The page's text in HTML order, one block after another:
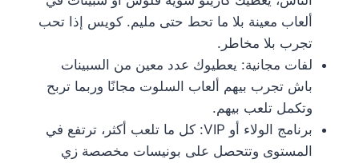
ألعاب معينة بلا ما تحط حتى مليم. كويس إذا تحب
تجرب بلا مخاطر.
لفات مجانية: يعطيوك عدد معين من السبينات
باش تجرب بيهم ألعاب السلوت مجانًا وربما تربح
وتكمل تلعب بيهم.
برنامج الولاء أو VIP: كل ما تلعب أكثر، ترتفع في
المستوى وتتحصل على بونيسات مخصصة زي